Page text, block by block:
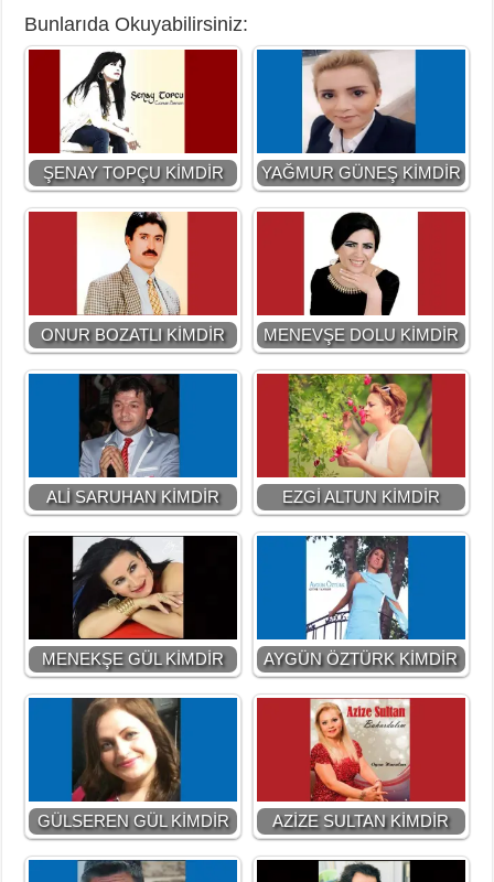
Bunlarıda Okuyabilirsiniz:
ŞENAY TOPÇU KİMDİR YAĞMUR GÜNEŞ KİMDİR
ONUR BOZATLI KİMDİR MENEVŞE DOLU KİMDİR
ALİ SARUHAN KİMDİR EZGİ ALTUN KİMDİR
MENEKŞE GÜL KİMDİR AYGÜN ÖZTÜRK KİMDİR
GÜLSEREN GÜL KİMDİR AZİZE SULTAN KİMDİR